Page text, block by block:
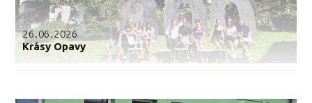
26.06.2026
Krásy Opavy